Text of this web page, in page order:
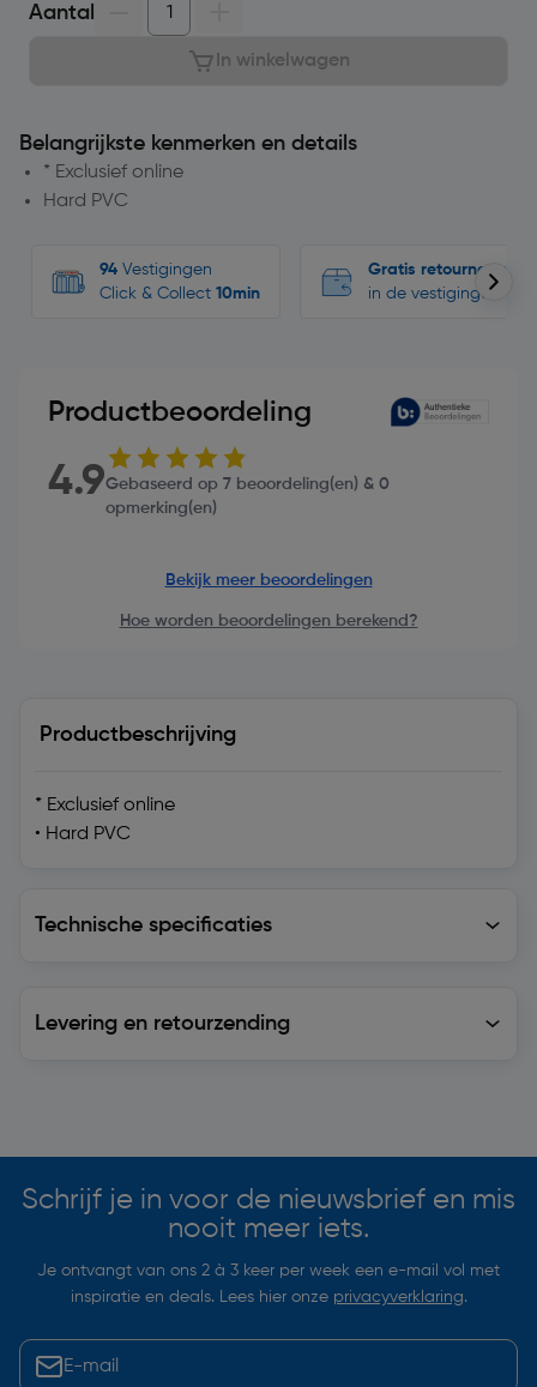
Aantal
In winkelwagen
Belangrijkste kenmerken en details
* Exclusief online
Hard PVC
94 Vestigingen
Click & Collect 10min
Gratis retourneren
in de vestigingen
Productbeoordeling
4.9Gebaseerd op 7 beoordeling(en) & 0
opmerking(en)
Bekijk meer beoordelingen
Hoe worden beoordelingen berekend?
Productbeschrijving
* Exclusief online
• Hard PVC
Technische specificaties
Levering en retourzending
Schrijf je in voor de nieuwsbrief en mis
nooit meer iets.
Je ontvangt van ons 2 à 3 keer per week een e-mail vol met
inspiratie en deals. Lees hier onze privacyverklaring.